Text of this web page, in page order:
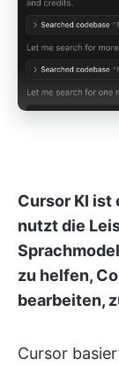
Cursor KI ist
nutzt die
zu helfen,
bearbeiten,
Cursor